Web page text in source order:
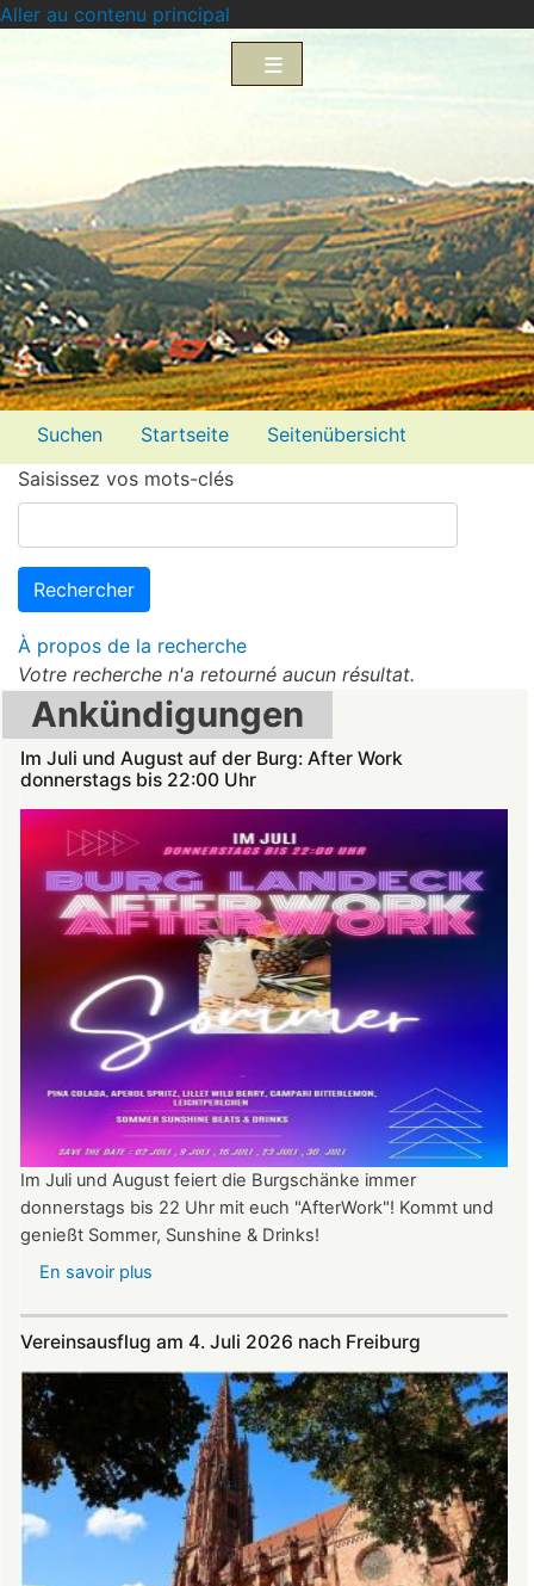
Aller au contenu principal
Menü2
Suchen Startseite
Seitenübersicht
Impressum
Datenschutzerklärung
Saisissez vos mots-clés
Rechercher
À propos de la recherche
Votre recherche n'a retourné aucun résultat.
Ankündigungen
Im Juli und August auf der Burg: After Work
donnerstags bis 22:00 Uhr
Im Juli und August feiert die Burgschänke immer
donnerstags bis 22 Uhr mit euch "AfterWork"! Kommt und
genießt Sommer, Sunshine & Drinks!
En savoir plus
und
August
auf
der
Burg:
After
Work
donnerstags
bis
Vereinsausflug am 4. Juli 2026 nach Freiburg